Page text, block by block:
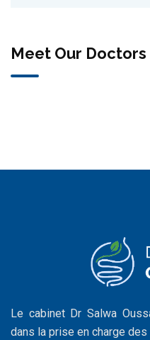
Meet Our Doctors
Le cabinet Dr Salwa
dans la prise en charge